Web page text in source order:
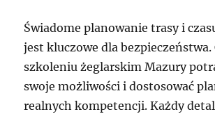
Świadome planowanie trasy i
jest kluczowe dla bezpieczeństwa.
szkoleniu żeglarskim Mazury
swoje możliwości i dostosować
realnych kompetencji. Każdy detal